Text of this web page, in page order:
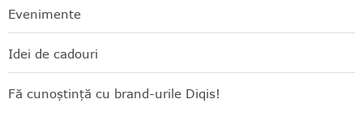
Evenimente
Idei de cadouri
Fă cunoștință cu brand-urile Diqis!